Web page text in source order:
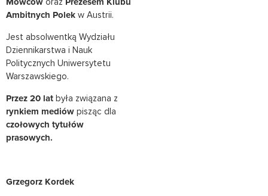
Ambitnych Polek w Austrii.
Jest absolwentką Wydziału
Dziennikarstwa i Nauk
Politycznych Uniwersytetu
Warszawskiego.
Przez 20 lat była związana z
rynkiem mediów pisząc dla
czołowych tytułów
prasowych.
Grzegorz Kordek